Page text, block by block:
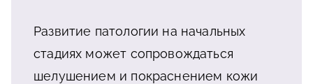
Развитие патологии на начальных
стадиях может сопровождаться
шелушением и покраснением кожи